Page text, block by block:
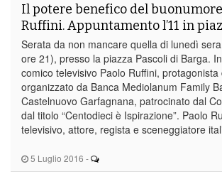
5 Luglio 2016 -
Il potere benefico del
Ruffini. Appuntamento l’11 in
Serata da non mancare quella di lunedì
ore 21), presso la piazza Pascoli di Barga.
comico televisivo Paolo Ruffini, protagonista
organizzato da Banca Mediolanum Family
Castelnuovo Garfagnana, patrocinato dal
dal titolo “Centodieci è Ispirazione”. Paolo
televisivo, attore, regista e sceneggiatore